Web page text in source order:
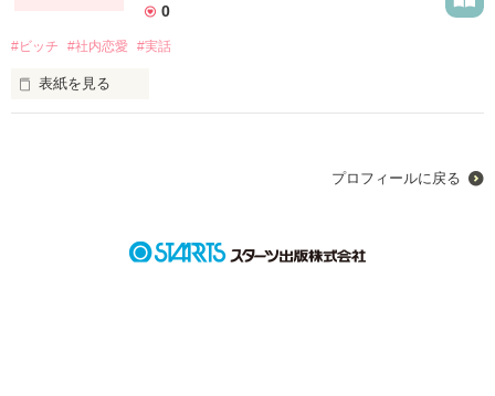
0
#ビッチ #社内恋愛 #実話
表紙を見る
プロフィールに戻る